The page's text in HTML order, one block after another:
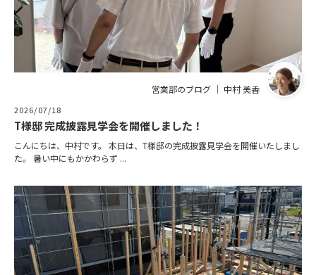
営業部のブログ ｜ 中村 美香
2026/07/18
T様邸 完成披露見学会を開催しました！
こんにちは、中村です。 本日は、T様邸の完成披露見学会を開催いたしまし
た。 暑い中にもかかわらず ...